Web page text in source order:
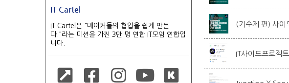
(기수제 편) 사이
IT사이드프로젝
IT Cartel
IT Cartel은 "메이커들의 협업을 쉽게 만든
다."라는 미션을 가진 3만 명 연합 IT모임 연합입
니다.